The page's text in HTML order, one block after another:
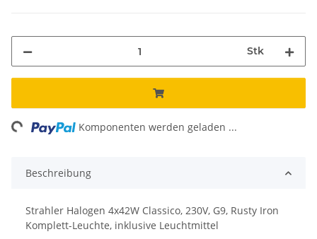
Stk
Komponenten werden geladen ...
Beschreibung
Strahler Halogen 4x42W Classico, 230V, G9, Rusty Iron
Komplett-Leuchte, inklusive Leuchtmittel